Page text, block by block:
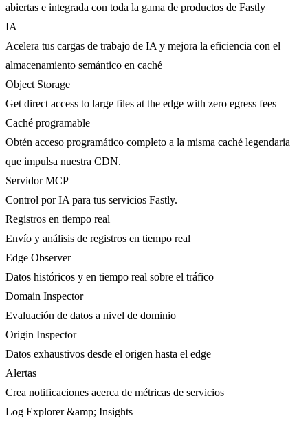
abiertas e integrada con toda la gama de productos de Fastly
IA
Acelera tus cargas de trabajo de IA y mejora la eficiencia con el
almacenamiento semántico en caché
Object Storage
Get direct access to large files at the edge with zero egress fees
Caché programable
Obtén acceso programático completo a la misma caché legendaria
que impulsa nuestra CDN.
Servidor MCP
Control por IA para tus servicios Fastly.
Registros en tiempo real
Envío y análisis de registros en tiempo real
Edge Observer
Datos históricos y en tiempo real sobre el tráfico
Domain Inspector
Evaluación de datos a nivel de dominio
Origin Inspector
Datos exhaustivos desde el origen hasta el edge
Alertas
Crea notificaciones acerca de métricas de servicios
Log Explorer &amp; Insights